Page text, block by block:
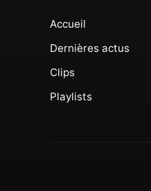
Accueil
Dernières actus
Clips
Playlists